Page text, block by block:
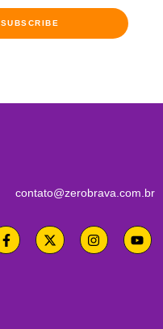
SUBSCRIBE
contato@zerobrava.com.br